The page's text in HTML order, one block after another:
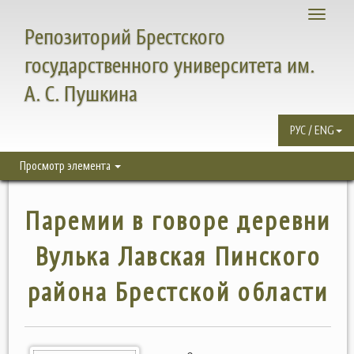
Toggle
Репозиторий Брестского
государственного университета им.
А. С. Пушкина
РУС / ENG
Просмотр элемента
Паремии в говоре деревни
Вулька Лавская Пинского
района Брестской области